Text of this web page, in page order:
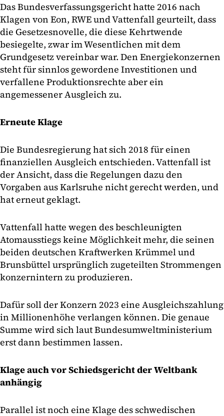
Das Bundesverfassungsgericht hatte 2016 nach
Klagen von Eon, RWE und Vattenfall geurteilt, dass
die Gesetzesnovelle, die diese Kehrtwende
besiegelte, zwar im Wesentlichen mit dem
Grundgesetz vereinbar war. Den Energiekonzernen
steht für sinnlos gewordene Investitionen und
verfallene Produktionsrechte aber ein
angemessener Ausgleich zu.
Erneute Klage
Die Bundesregierung hat sich 2018 für einen
finanziellen Ausgleich entschieden. Vattenfall ist
der Ansicht, dass die Regelungen dazu den
Vorgaben aus Karlsruhe nicht gerecht werden, und
hat erneut geklagt.
Vattenfall hatte wegen des beschleunigten
Atomausstiegs keine Möglichkeit mehr, die seinen
beiden deutschen Kraftwerken Krümmel und
Brunsbüttel ursprünglich zugeteilten Strommengen
konzernintern zu produzieren.
Dafür soll der Konzern 2023 eine Ausgleichszahlung
in Millionenhöhe verlangen können. Die genaue
Summe wird sich laut Bundesumweltministerium
erst dann bestimmen lassen.
Klage auch vor Schiedsgericht der Weltbank
anhängig
Parallel ist noch eine Klage des schwedischen